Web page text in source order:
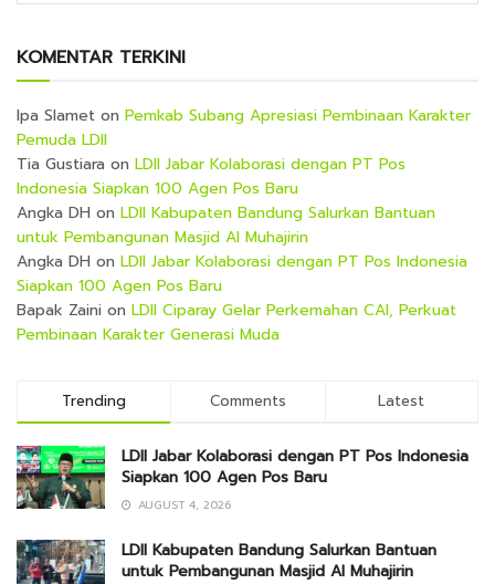
KOMENTAR TERKINI
Ipa Slamet on Pemkab Subang Apresiasi Pembinaan Karakter
Pemuda LDII
Tia Gustiara on LDII Jabar Kolaborasi dengan PT Pos
Indonesia Siapkan 100 Agen Pos Baru
Angka DH on LDII Kabupaten Bandung Salurkan Bantuan
untuk Pembangunan Masjid Al Muhajirin
Angka DH on LDII Jabar Kolaborasi dengan PT Pos Indonesia
Siapkan 100 Agen Pos Baru
Bapak Zaini on LDII Ciparay Gelar Perkemahan CAI, Perkuat
Pembinaan Karakter Generasi Muda
Trending Comments Latest
LDII Jabar Kolaborasi dengan PT Pos Indonesia
Siapkan 100 Agen Pos Baru
AUGUST 4, 2026
LDII Kabupaten Bandung Salurkan Bantuan
untuk Pembangunan Masjid Al Muhajirin